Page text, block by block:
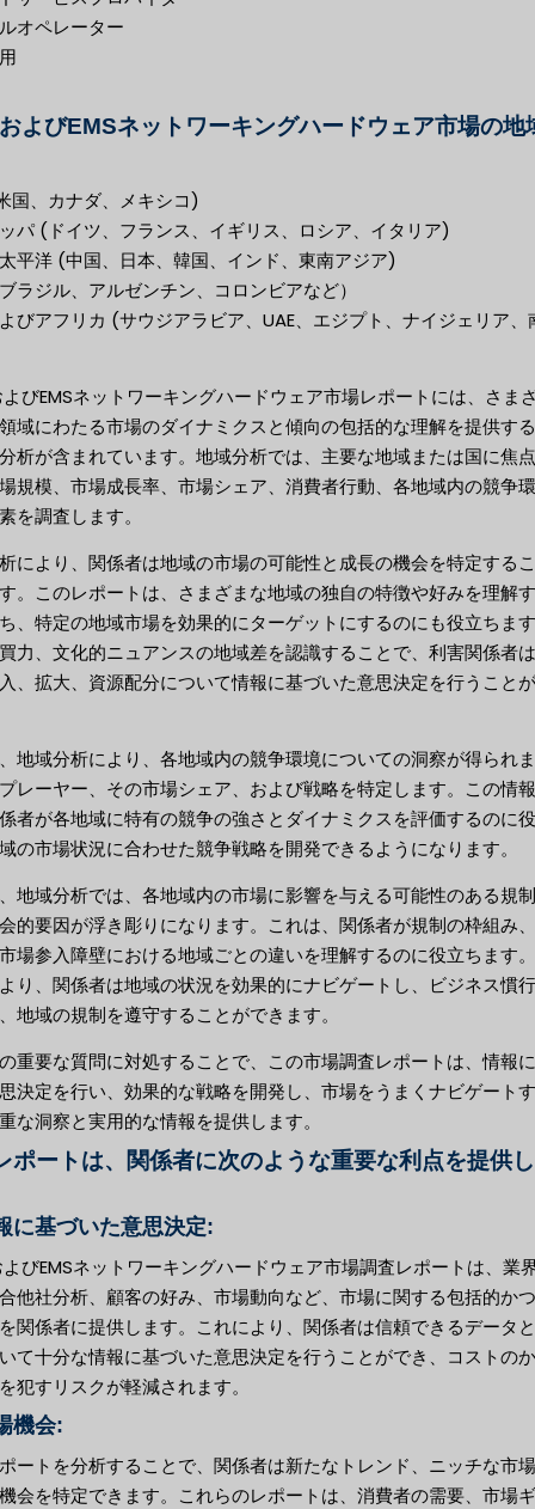
オペレーター
よびEMSネットワーキングハードウェア市場の地
国、カナダ、メキシコ)
パ (ドイツ、フランス、イギリス、ロシア、イタリア)
平洋 (中国、日本、韓国、インド、東南アジア)
ラジル、アルゼンチン、コロンビアなど）
びアフリカ (サウジアラビア、UAE、エジプト、ナイジェリア、
びEMSネットワーキングハードウェア市場レポートには、さま
域にわたる市場のダイナミクスと傾向の包括的な理解を提供す
析が含まれています。地域分析では、主要な地域または国に焦
規模、市場成長率、市場シェア、消費者行動、各地域内の競争
を調査します。
により、関係者は地域の市場の可能性と成長の機会を特定する
。このレポートは、さまざまな地域の独自の特徴や好みを理解
、特定の地域市場を効果的にターゲットにするのにも役立ちま
力、文化的ニュアンスの地域差を認識することで、利害関係者
、拡大、資源配分について情報に基づいた意思決定を行うこと
地域分析により、各地域内の競争環境についての洞察が得られ
レーヤー、その市場シェア、および戦略を特定します。この情
者が各地域に特有の競争の強さとダイナミクスを評価するのに
の市場状況に合わせた競争戦略を開発できるようになります。
地域分析では、各地域内の市場に影響を与える可能性のある規
的要因が浮き彫りになります。これは、関係者が規制の枠組み
場参入障壁における地域ごとの違いを理解するのに役立ちます
り、関係者は地域の状況を効果的にナビゲートし、ビジネス慣
地域の規制を遵守することができます。
重要な質問に対処することで、この市場調査レポートは、情報
決定を行い、効果的な戦略を開発し、市場をうまくナビゲート
な洞察と実用的な情報を提供します。
ポートは、関係者に次のような重要な利点を提供
に基づいた意思決定:
びEMSネットワーキングハードウェア市場調査レポートは、業
他社分析、顧客の好み、市場動向など、市場に関する包括的か
関係者に提供します。これにより、関係者は信頼できるデータ
て十分な情報に基づいた意思決定を行うことができ、コストの
犯すリスクが軽減されます。
機会:
ートを分析することで、関係者は新たなトレンド、ニッチな市
会を特定できます。これらのレポートは、消費者の需要、市場